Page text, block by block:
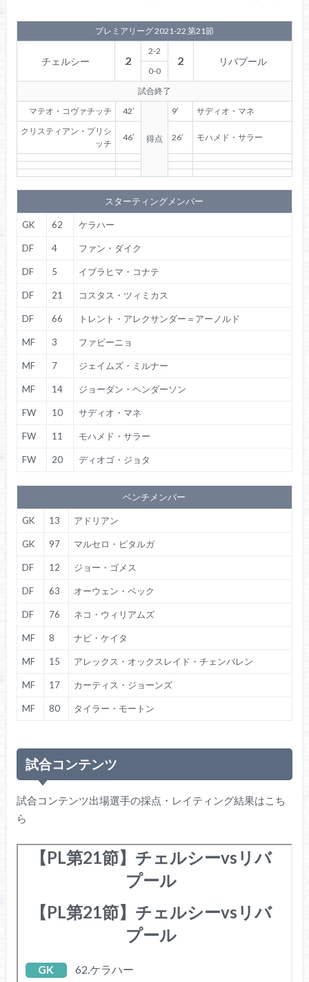
プレミアリーグ 2021-22 第21節
チェルシー 2
2-2
2 リバプール
0-0
試合終了
マテオ・コヴァチッチ
42′
得点
9′
サディオ・マネ
クリスティアン・プリシ
ッチ
46′ 26′ モハメド・サラー
スターティングメンバー
GK 62 ケラハー
DF 4 ファン・ダイク
DF 5 イブラヒマ・コナテ
DF 21 コスタス・ツィミカス
DF 66 トレント・アレクサンダー＝アーノルド
MF 3 ファビーニョ
MF 7 ジェイムズ・ミルナー
MF 14 ジョーダン・ヘンダーソン
FW 10 サディオ・マネ
FW 11 モハメド・サラー
FW 20 ディオゴ・ジョタ
ベンチメンバー
GK 13 アドリアン
GK 97 マルセロ・ピタルガ
DF 12 ジョー・ゴメス
DF 63 オーウェン・ベック
DF 76 ネコ・ウィリアムズ
MF 8 ナビ・ケイタ
MF 15 アレックス・オックスレイド・チェンバレン
MF 17 カーティス・ジョーンズ
MF 80 タイラー・モートン
試合コンテンツ
試合コンテンツ出場選手の採点・レイティング結果はこち
ら